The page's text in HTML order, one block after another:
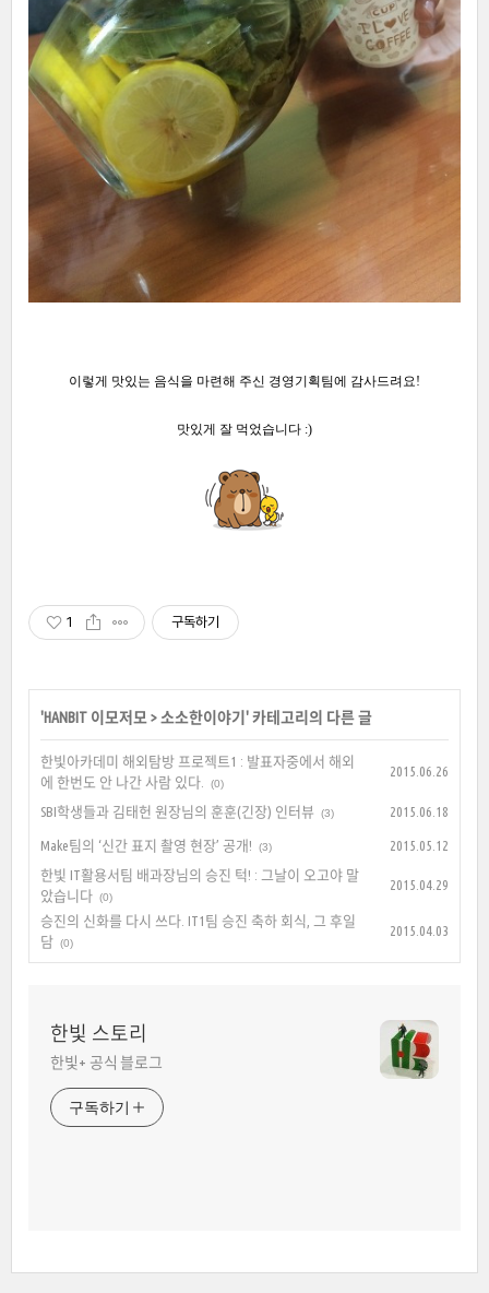
이렇게 맛있는 음식을 마련해 주신 경영기획팀에 감사드려요!
맛있게 잘 먹었습니다 :)
1 구독하기
'HANBIT 이모저모 > 소소한이야기 ' 카테고리의 다른 글
한빛아카데미 해외탐방 프로젝트1 : 발표자중에서 해외
에 한번도 안 나간 사람 있다.
(0)
2015.06.26
SBI학생들과 김태헌 원장님의 훈훈(긴장) 인터뷰 (3) 2015.06.18
Make팀의 ‘신간 표지 촬영 현장’ 공개! (3)
2015.05.12
한빛 IT활용서팀 배과장님의 승진 턱! : 그날이 오고야 말
았습니다 (0)
2015.04.29
승진의 신화를 다시 쓰다. IT1팀 승진 축하 회식, 그 후일
담 (0)
2015.04.03
한빛 스토리
한빛+ 공식 블로그
구독하기